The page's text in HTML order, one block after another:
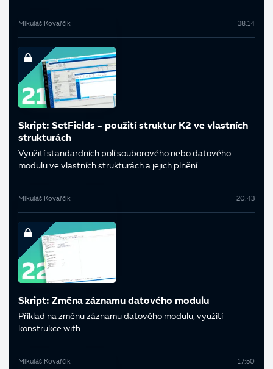
Mikuláš Kovařčík 38:14
Skript: SetFields - použití struktur K2 ve vlastních
strukturách
Využití standardních polí souborového nebo datového
modulu ve vlastních strukturách a jejich plnění.
Mikuláš Kovařčík 20:43
Skript: Změna záznamu datového modulu
Příklad na změnu záznamu datového modulu, využití
konstrukce with.
Mikuláš Kovařčík 17:50